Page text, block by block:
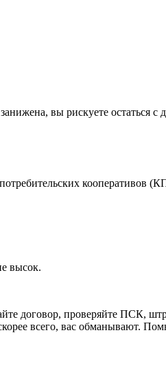
вы рискуете остаться с
кооперативов
высок.
договор, проверяйте ПСК,
всего, вас обманывают.